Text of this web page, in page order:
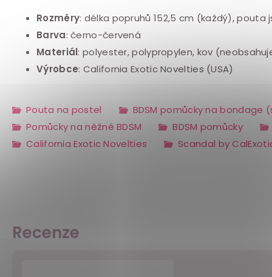
Rozměry: délka popruhů 152,5 cm (každý), pouta
Barva: černo-červená
Materiál: polyester, polypropylen, kov
Výrobce: California Exotic Novelties (USA)
Pouta na postel
BDSM pomůcky na bondage
Pomůcky na něžné BDSM
BDSM pomůcky
California Exotic Novelties
Scandal by
Recenze